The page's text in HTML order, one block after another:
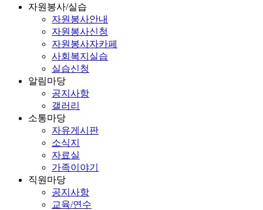
자원봉사/실습
자원봉사안내
자원봉사신청
자원봉사자카페
사회복지실습
실습신청
알림마당
공지사항
갤러리
소통마당
자유게시판
소식지
자료실
가족이야기
직원마당
공지사항
교육/연수